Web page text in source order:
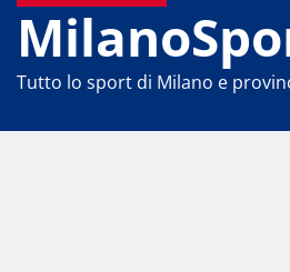
Tutto lo sport di Milano e